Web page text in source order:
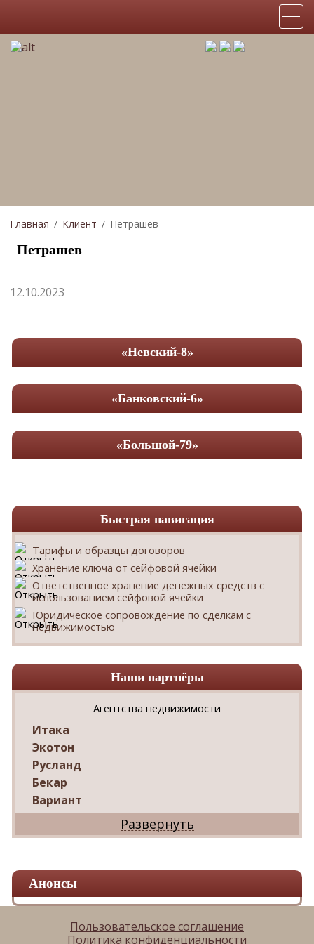
«Невский-8»
«Банковский-6»
«Большой-79»
Главная Клиент Петрашев
Петрашев
12.10.2023
Быстрая навигация
Тарифы и образцы договоров
Хранение ключа от сейфовой ячейки
Ответственное хранение денежных средств с
использованием сейфовой ячейки
Юридическое сопровождение по сделкам с
недвижимостью
Наши партнёры
Агентства недвижимости
Итака
Экотон
Русланд
Бекар
Вариант
Дриада
Реал
Ваш Дом
Александр
Мир квартир
Панорама
Анонсы
Пользовательское соглашение
Политика конфиденциальности